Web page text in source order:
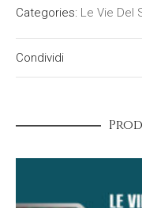
ISBN
Prezzo
Data di pubblicazione
12 x 19,5 cm
Categories: Le Vie Del
Condividi